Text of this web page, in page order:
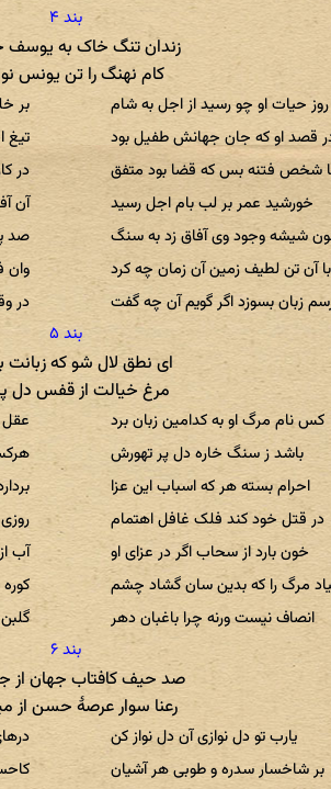
زندان تنگ خاک به یوسف
کام نهنگ را تن یونس
روز حیات او چو رسید از اجل به شام
بر
قصد او که جان جهانش طفیل بود
تیغ
شخص فتنه بس که قضا بود متفق
در
خورشید عمر بر لب بام اجل رسید
آن
شیشه وجود وی آفاق زد به سنگ
صد
با آن تن لطیف زمین آن زمان چه کرد
وان
زبان بسوزد اگر گویم آن چه گفت
در
ای نطق لال شو که زبانت
مرغ خیالت از قفس دل
کس نام مرگ او به کدامین زبان برد
عقل
باشد ز سنگ خاره دل پر تهورش
احرام بسته هر که اسباب این عزا
در قتل خود کند فلک غافل اهتمام
خون بارد از سحاب اگر در عزای او
آب
مرگ را که بدین سان گشاد چشم
انصاف نیست ورنه چرا باغبان دهر
صد حیف کافتاب جهان از
رعنا سوار عرصهٔ حسن از
یارب تو دل نوازی آن دل نواز کن
بر شاخسار سدره و طوبی هر آشیان